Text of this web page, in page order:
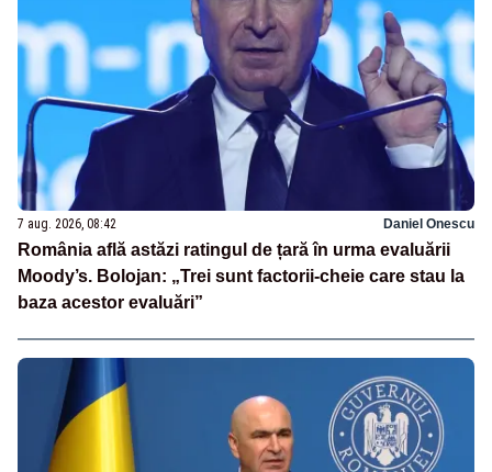
7 aug. 2026, 08:42 Daniel Onescu
România află astăzi ratingul de țară în urma evaluării
Moody’s. Bolojan: „Trei sunt factorii-cheie care stau la
baza acestor evaluări”